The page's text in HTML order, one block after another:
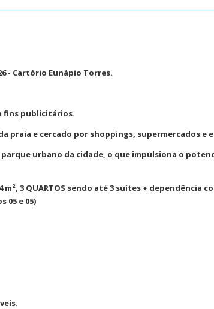
- Cartório Eunápio Torres.
fins publicitários.
praia e cercado por shoppings, supermercados e
urbano da cidade, o que impulsiona o
m², 3 QUARTOS sendo até 3 suítes + dependência
05 e 05)